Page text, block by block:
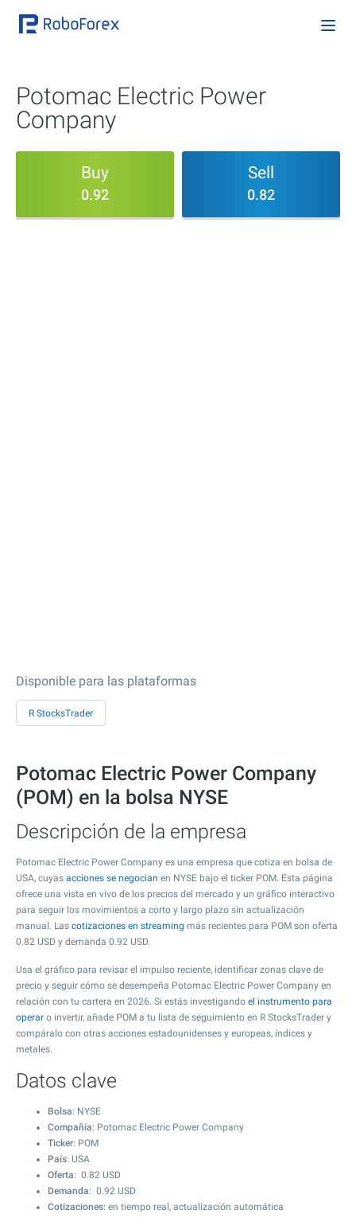
Potomac Electric Power
Company
Buy
0.92
Sell
0.82
Disponible para las plataformas
R StocksTrader
Potomac Electric Power Company
(POM) en la bolsa NYSE
Descripción de la empresa
Potomac Electric Power Company es una empresa que cotiza en bolsa de
USA, cuyas acciones se negocian en NYSE bajo el ticker POM. Esta página
ofrece una vista en vivo de los precios del mercado y un gráfico interactivo
para seguir los movimientos a corto y largo plazo sin actualización
manual. Las cotizaciones en streaming más recientes para POM son oferta
0.82 USD y demanda 0.92 USD.
Usa el gráfico para revisar el impulso reciente, identificar zonas clave de
precio y seguir cómo se desempeña Potomac Electric Power Company en
relación con tu cartera en 2026. Si estás investigando el instrumento para
operar o invertir, añade POM a tu lista de seguimiento en R StocksTrader y
compáralo con otras acciones estadounidenses y europeas, índices y
metales.
Datos clave
Bolsa: NYSE
Compañía: Potomac Electric Power Company
Ticker: POM
País: USA
Oferta: 0.82 USD
Demanda: 0.92 USD
Cotizaciones: en tiempo real, actualización automática